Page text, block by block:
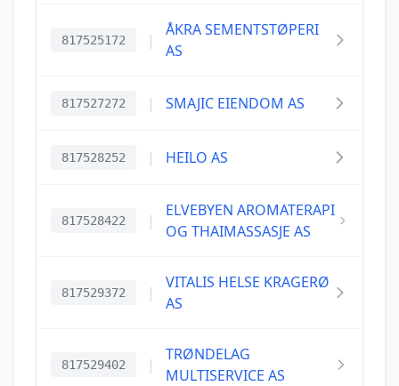
817525172 |
ÅKRA SEMENTSTØPERI
AS
817527272 | SMAJIC EIENDOM AS
817528252 | HEILO AS
817528422 |
ELVEBYEN AROMATERAPI
OG THAIMASSASJE AS
817529372 |
VITALIS HELSE KRAGERØ
AS
817529402 |
TRØNDELAG
MULTISERVICE AS